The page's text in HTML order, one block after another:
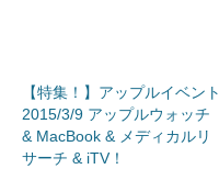
【特集！】アップルイベント
2015/3/9 アップルウォッチ
& MacBook & メディカルリ
サーチ & iTV！